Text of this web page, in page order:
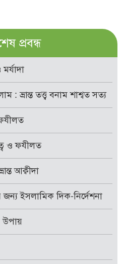
প্রবন্ধ
: ভ্রান্ত তত্ত্ব বনাম শাশ্বত সত্য
ও ফযীলত
আক্বীদা
জন্য ইসলামিক দিক-নির্দেশনা
উপায়